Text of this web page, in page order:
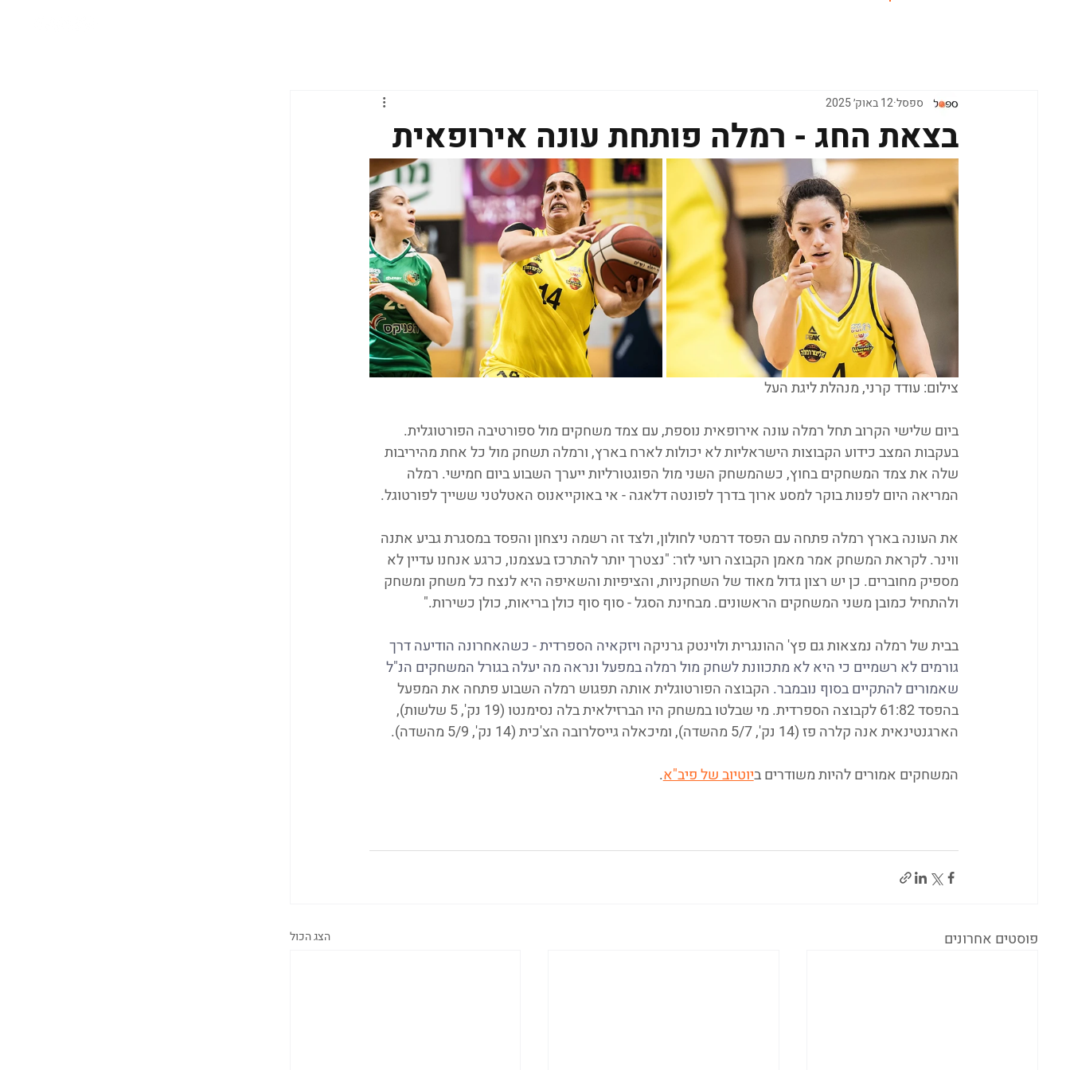
בצאת החג - רמלה פותחת עונה אירופאית
ספסל 12 באוק׳ 2025
צילום: עודד קרני, מנהלת ליגת העל
ביום שלישי הקרוב תחל רמלה עונה אירופאית נוספת, עם צמד משחקים מול ספורטיבה הפורטוגלית.
בעקבות המצב כידוע הקבוצות הישראליות לא יכולות לארח בארץ, ורמלה תשחק מול כל אחת מהיריבות
שלה את צמד המשחקים בחוץ, כשהמשחק השני מול הפוגטורליות ייערך השבוע ביום חמישי. רמלה
המריאה היום לפנות בוקר למסע ארוך בדרך לפונטה דלאגה - אי באוקייאנוס האטלטני ששייך לפורטוגל.
את העונה בארץ רמלה פתחה עם הפסד דרמטי לחולון, ולצד זה רשמה ניצחון והפסד במסגרת גביע אתנה
ווינר. לקראת המשחק אמר מאמן הקבוצה רועי לזר: "נצטרך יותר להתרכז בעצמנו, כרגע אנחנו עדיין לא
מספיק מחוברים. כן יש רצון גדול מאוד של השחקניות, והציפיות והשאיפה היא לנצח כל משחק ומשחק
ולהתחיל כמובן משני המשחקים הראשונים. מבחינת הסגל - סוף סוף כולן בריאות, כולן כשירות."
בבית של רמלה נמצאות גם פץ' ההונגרית ולוינטק גרניקה ויזקאיה הספרדית - כשהאחרונה הודיעה דרך
גורמים לא רשמיים כי היא לא מתכוונת לשחק מול רמלה במפעל ונראה מה יעלה בגורל המשחקים הנ"ל
שאמורים להתקיים בסוף נובמבר. הקבוצה הפורטוגלית אותה תפגוש רמלה השבוע פתחה את המפעל
בהפסד 61:82 לקבוצה הספרדית. מי שבלטו במשחק היו הברזילאית בלה נסימנטו (19 נק', 5 שלשות),
הארגנטינאית אנה קלרה פז (14 נק', 5/7 מהשדה), ומיכאלה גייסלרובה הצ'כית (14 נק', 5/9 מהשדה).
המשחקים אמורים להיות משודרים ביוטיוב של פיב"א.
פוסטים אחרונים הצג הכול